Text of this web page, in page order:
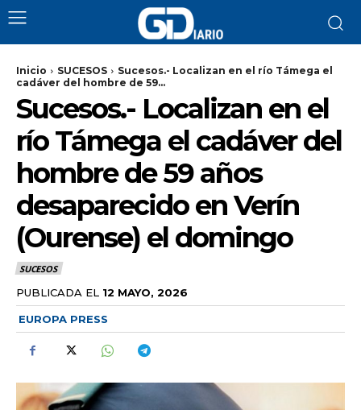
Inicio SUCESOS
Sucesos.- Localizan en el río Támega el
cadáver del hombre de 59...
Sucesos.- Localizan en el
río Támega el cadáver del
hombre de 59 años
desaparecido en Verín
(Ourense) el domingo
SUCESOS
PUBLICADA EL 12 MAYO, 2026
EUROPA PRESS